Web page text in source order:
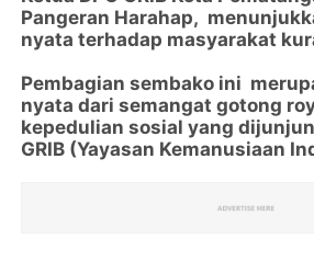
Pangeran Harahap,
nyata terhadap masyarakat
Pembagian sembako ini
nyata dari semangat gotong
kepedulian sosial yang
GRIB (Yayasan Kemanusiaan